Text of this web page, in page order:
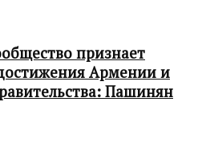
признает
Армении и
Пашинян